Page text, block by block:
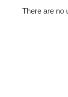
There are no